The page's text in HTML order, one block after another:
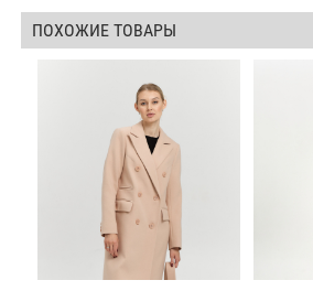
ПОХОЖИЕ ТОВАРЫ